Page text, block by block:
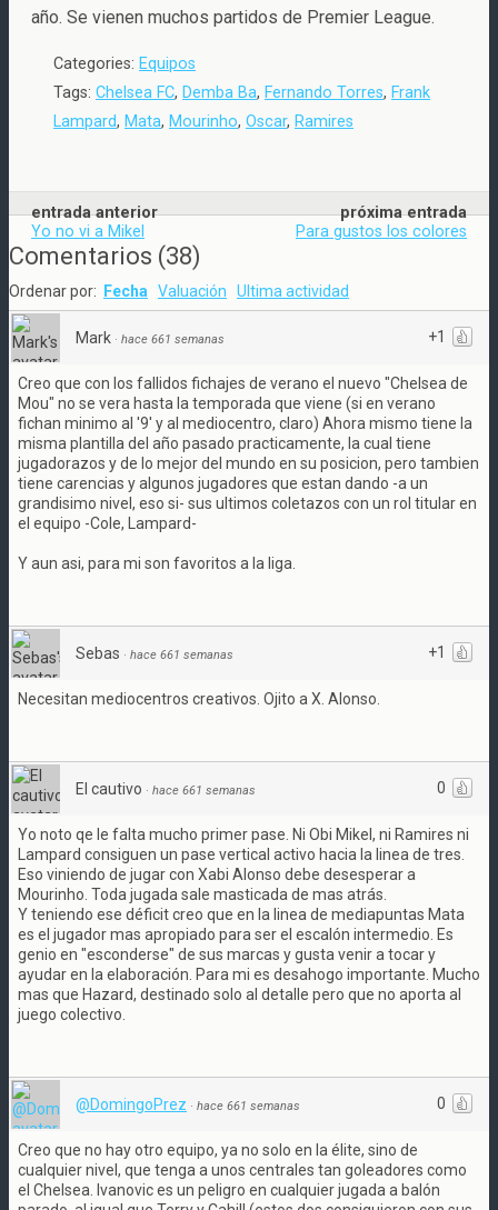
año. Se vienen muchos partidos de Premier League.
Categories: Equipos
Tags: Chelsea FC, Demba Ba, Fernando Torres, Frank
Lampard, Mata, Mourinho, Oscar, Ramires
entrada anterior
Yo no vi a Mikel
próxima entrada
Para gustos los colores
Comentarios (38)
Ordenar por: Fecha Valuación Ultima actividad
+1
Mark · hace 661 semanas
Creo que con los fallidos fichajes de verano el nuevo "Chelsea de
Mou" no se vera hasta la temporada que viene (si en verano
fichan minimo al '9' y al mediocentro, claro) Ahora mismo tiene la
misma plantilla del año pasado practicamente, la cual tiene
jugadorazos y de lo mejor del mundo en su posicion, pero tambien
tiene carencias y algunos jugadores que estan dando -a un
grandisimo nivel, eso si- sus ultimos coletazos con un rol titular en
el equipo -Cole, Lampard-
Y aun asi, para mi son favoritos a la liga.
+1
Sebas · hace 661 semanas
Necesitan mediocentros creativos. Ojito a X. Alonso.
0
El cautivo · hace 661 semanas
Yo noto qe le falta mucho primer pase. Ni Obi Mikel, ni Ramires ni
Lampard consiguen un pase vertical activo hacia la linea de tres.
Eso viniendo de jugar con Xabi Alonso debe desesperar a
Mourinho. Toda jugada sale masticada de mas atrás.
Y teniendo ese déficit creo que en la linea de mediapuntas Mata
es el jugador mas apropiado para ser el escalón intermedio. Es
genio en "esconderse" de sus marcas y gusta venir a tocar y
ayudar en la elaboración. Para mi es desahogo importante. Mucho
mas que Hazard, destinado solo al detalle pero que no aporta al
juego colectivo.
0
@DomingoPrez · hace 661 semanas
Creo que no hay otro equipo, ya no solo en la élite, sino de
cualquier nivel, que tenga a unos centrales tan goleadores como
el Chelsea. Ivanovic es un peligro en cualquier jugada a balón